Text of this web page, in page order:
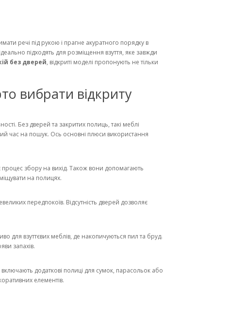
речі під рукою і прагне акуратного порядку в
підходять для розміщення взуття, яке завжди
без дверей, відкриті моделі пропонують не тільки
вибрати відкриту
Без дверей та закритих полиць, такі меблі
час на пошук. Ось основні плюси використання
процес збору на вихід. Також вони допомагають
на полицях.
передпокоїв. Відсутність дверей дозволяє
для взуттєвих меблів, де накопичуються пил та бруд.
запахів.
додаткові полиці для сумок, парасольок або
елементів.